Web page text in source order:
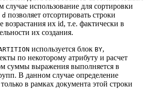
случае использование для сортировки
d позволяет отсортировать строки
возрастания их id, т.е. фактически в
их создания.
используется блок BY,
по некоторому атрибуту и расчет
суммы выражения выполняется в
В данном случае определение
в рамках документа этой строки